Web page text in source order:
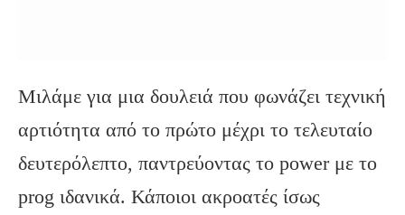
Μιλάμε για μια δουλειά που φωνάζει τεχνική
αρτιότητα από το πρώτο μέχρι το τελευταίο
δευτερόλεπτο, παντρεύοντας το power με το
prog ιδανικά. Κάποιοι ακροατές ίσως